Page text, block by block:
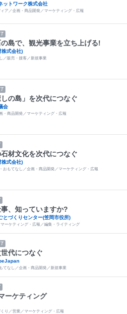
ットワーク株式会社
ア／企画・商品開発／マーケティング・広報
島で、観光事業を立ち上げる!
式会社)
／販売・接客／新規事業
の島」を次代につなぐ
会
・商品開発／マーケティング・広報
材文化を次代につなぐ
式会社)
おもてなし／企画・商品開発／マーケティング・広報
、知っていますか?
とづくりセンター(笠岡市役所)
ーケティング・広報／編集・ライティング
代につなぐ
てなし／企画・商品開発／新規事業
ーケティング
り／営業／マーケティング・広報